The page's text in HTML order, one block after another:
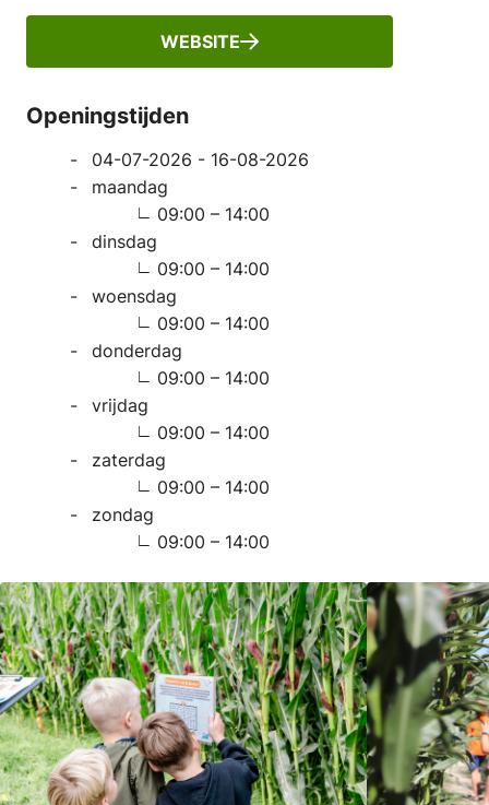
WEBSITE
Openingstijden
04-07-2026 - 16-08-2026
maandag
09:00 – 14:00
dinsdag
09:00 – 14:00
woensdag
09:00 – 14:00
donderdag
09:00 – 14:00
vrijdag
09:00 – 14:00
zaterdag
09:00 – 14:00
zondag
09:00 – 14:00